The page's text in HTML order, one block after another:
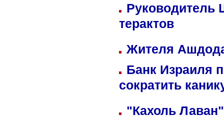
Руководитель
терактов
Жителя
Банк Израиля
сократить
"Кахоль